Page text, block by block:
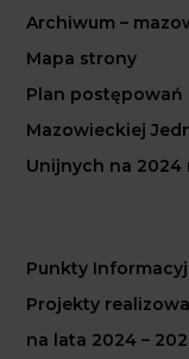
Archiwum –
Mapa strony
Plan
Mazowieckiej
Unijnych na 2024
Punkty
Projekty
na lata 2024 –